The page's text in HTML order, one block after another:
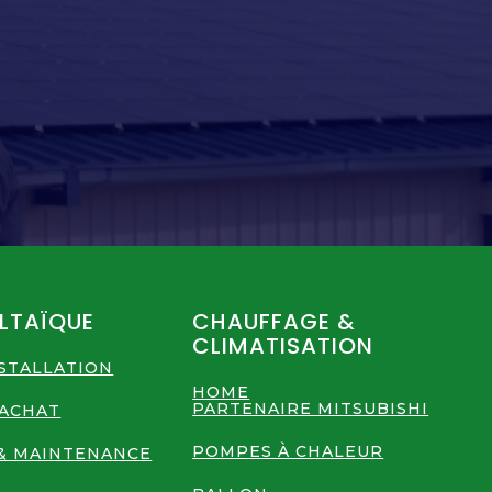
MAINTENANCE
CHAUFFAGE &
CLIMATISATION
HOME
PARTENAIRE MITSUBISHI
POMPES À CHALEUR